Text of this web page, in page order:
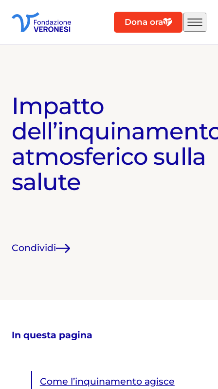
Dona ora
Impatto
atmosferico sulla
salute
Condividi
In questa pagina
Come l’inquinamento agisce